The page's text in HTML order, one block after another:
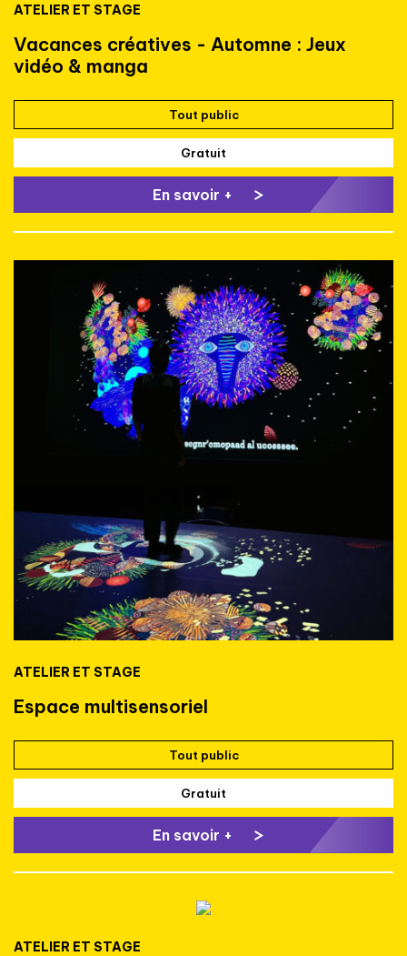
ATELIER ET STAGE
Vacances créatives - Automne : Jeux
vidéo & manga
Tout public
Gratuit
En savoir +
ATELIER ET STAGE
Espace multisensoriel
Tout public
Gratuit
En savoir +
ATELIER ET STAGE